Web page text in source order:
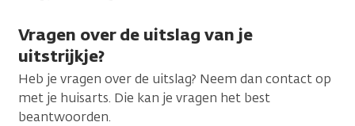
Vragen over de uitslag van je
uitstrijkje?
Heb je vragen over de uitslag? Neem dan contact op
met je huisarts. Die kan je vragen het best
beantwoorden.